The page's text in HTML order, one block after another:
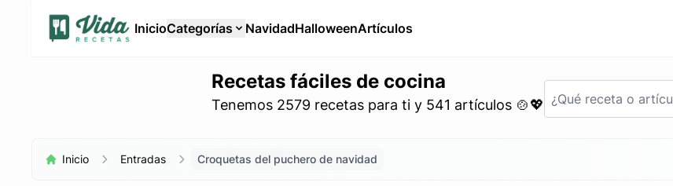
InicioCategorías NavidadHalloweenArtículos
Recetas fáciles de cocina
Tenemos 2579 recetas para ti y 541 artículos 🍲💖
Inicio Entradas Croquetas del puchero de navidad